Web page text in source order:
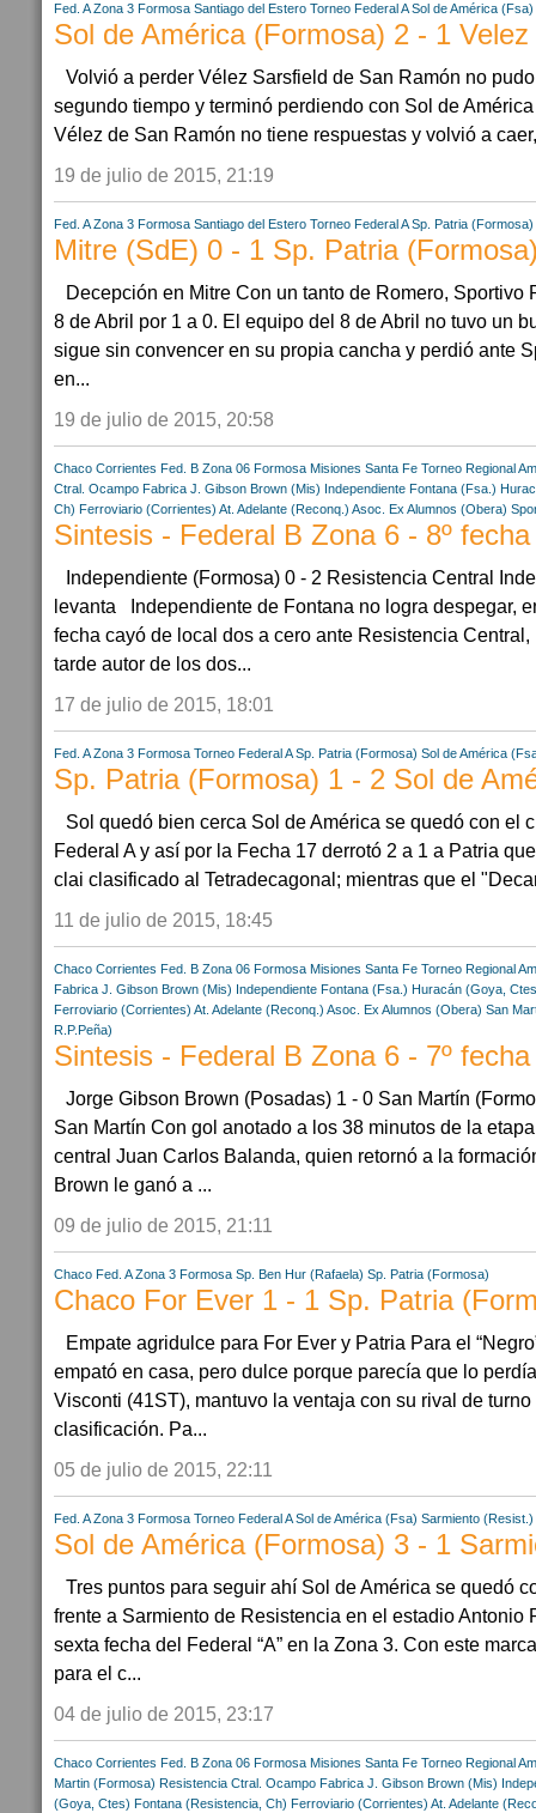
Fed. A Zona 3 Formosa Santiago del Estero Torneo Federal A Sol de América (Fsa)
Sol de América (Formosa) 2 - 1
Volvió a perder Vélez Sarsfield de San Ramón no
segundo tiempo y terminó perdiendo con Sol de
Vélez de San Ramón no tiene respuestas y volvió a
19 de julio de 2015, 21:19
Fed. A Zona 3 Formosa Santiago del Estero Torneo Federal A Sp. Patria (Formosa)
Mitre (SdE) 0 - 1 Sp. Patria
Decepción en Mitre Con un tanto de Romero, Sportivo
8 de Abril por 1 a 0. El equipo del 8 de Abril no tuvo un
sigue sin convencer en su propia cancha y perdió ante
en...
19 de julio de 2015, 20:58
Chaco Corrientes Fed. B Zona 06 Formosa Misiones Santa Fe Torneo Regional
Ctral. Ocampo Fabrica J. Gibson Brown (Mis) Independiente Fontana (Fsa.)
Ch) Ferroviario (Corrientes) At. Adelante (Reconq.) Asoc. Ex Alumnos (Obera)
Sintesis - Federal B Zona 6 - 8º fecha
Independiente (Formosa) 0 - 2 Resistencia Central
levanta Independiente de Fontana no logra despegar,
fecha cayó de local dos a cero ante Resistencia
tarde autor de los dos...
17 de julio de 2015, 18:01
Fed. A Zona 3 Formosa Torneo Federal A Sp. Patria (Formosa) Sol de América
Sp. Patria (Formosa) 1 - 2 Sol de
Sol quedó bien cerca Sol de América se quedó con el
Federal A y así por la Fecha 17 derrotó 2 a 1 a Patria
clai clasificado al Tetradecagonal; mientras que el
11 de julio de 2015, 18:45
Chaco Corrientes Fed. B Zona 06 Formosa Misiones Santa Fe Torneo Regional
Fabrica J. Gibson Brown (Mis) Independiente Fontana (Fsa.) Huracán (Goya,
Ferroviario (Corrientes) At. Adelante (Reconq.) Asoc. Ex Alumnos (Obera) San
R.P.Peña)
Sintesis - Federal B Zona 6 - 7º fecha
Jorge Gibson Brown (Posadas) 1 - 0 San Martín
San Martín Con gol anotado a los 38 minutos de la
central Juan Carlos Balanda, quien retornó a la
Brown le ganó a ...
09 de julio de 2015, 21:11
Chaco Fed. A Zona 3 Formosa Sp. Ben Hur (Rafaela) Sp. Patria (Formosa)
Chaco For Ever 1 - 1 Sp. Patria
Empate agridulce para For Ever y Patria Para el
empató en casa, pero dulce porque parecía que lo
Visconti (41ST), mantuvo la ventaja con su rival de
clasificación. Pa...
05 de julio de 2015, 22:11
Fed. A Zona 3 Formosa Torneo Federal A Sol de América (Fsa) Sarmiento (Resist.)
Sol de América (Formosa) 3 - 1
Tres puntos para seguir ahí Sol de América se quedó
frente a Sarmiento de Resistencia en el estadio Antonio
sexta fecha del Federal “A” en la Zona 3. Con este
para el c...
04 de julio de 2015, 23:17
Chaco Corrientes Fed. B Zona 06 Formosa Misiones Santa Fe Torneo Regional
Martin (Formosa) Resistencia Ctral. Ocampo Fabrica J. Gibson Brown (Mis)
(Goya, Ctes) Fontana (Resistencia, Ch) Ferroviario (Corrientes) At. Adelante